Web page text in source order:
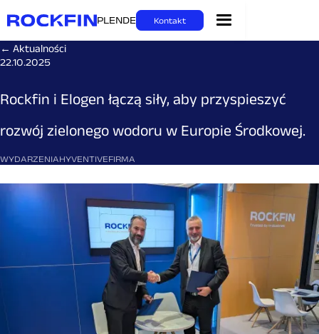
PL ENDE Kontakt
← Aktualności
22.10.2025
Rockfin i Elogen łączą siły, aby przyspieszyć
rozwój zielonego wodoru w Europie Środkowej.
WYDARZENIAHYVENTIVEFIRMA